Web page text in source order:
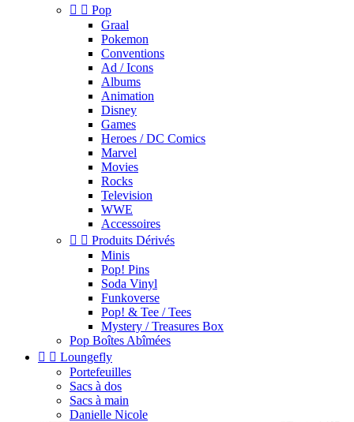
  Pop
Graal
Pokemon
Conventions
Ad / Icons
Albums
Animation
Disney
Games
Heroes / DC Comics
Marvel
Movies
Rocks
Television
WWE
Accessoires
  Produits Dérivés
Minis
Pop! Pins
Soda Vinyl
Funkoverse
Pop! & Tee / Tees
Mystery / Treasures Box
Pop Boîtes Abîmées
  Loungefly
Portefeuilles
Sacs à dos
Sacs à main
Danielle Nicole